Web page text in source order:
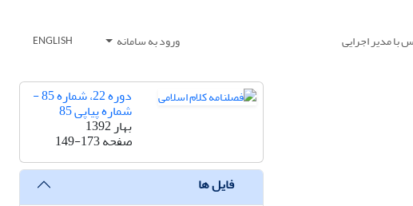
با مدیر اجرایی ورود به سامانه ENGLISH
دوره 22، شماره 85 -
شماره پیاپی 85
بهار 1392
صفحه149-173
فایل ها